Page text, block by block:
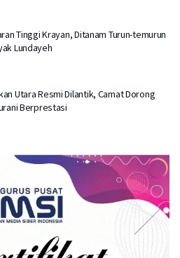
Tinggi Krayan, Ditanam Turun-temurun
Lundayeh
Utara Resmi Dilantik, Camat Dorong
Berprestasi